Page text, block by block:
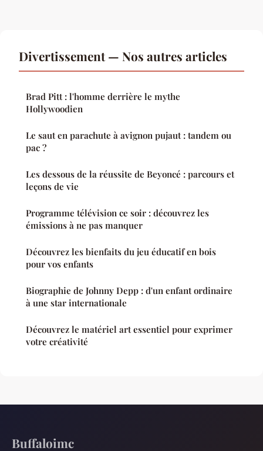
Divertissement — Nos autres articles
Brad Pitt : l'homme derrière le mythe
Hollywoodien
Le saut en parachute à avignon pujaut : tandem ou
pac ?
Les dessous de la réussite de Beyoncé : parcours et
leçons de vie
Programme télévision ce soir : découvrez les
émissions à ne pas manquer
Découvrez les bienfaits du jeu éducatif en bois
pour vos enfants
Biographie de Johnny Depp : d'un enfant ordinaire
à une star internationale
Découvrez le matériel art essentiel pour exprimer
votre créativité
Buffaloimc